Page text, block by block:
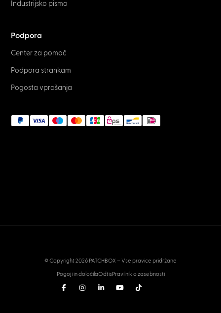
Industrijsko pismo
Podpora
Center za pomoč
Podpora strankam
Pogosta vprašanja
© Copyright 2026 PATCHBOX – Vse pravice pridržane
Pogoji in določilaOdtisPravilnik o zasebnosti